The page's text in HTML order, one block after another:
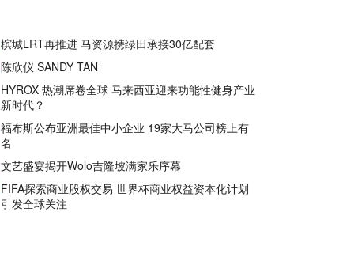
槟城LRT再推进 马资源携绿田承接30亿配套
陈欣仪 SANDY TAN
HYROX 热潮席卷全球 马来西亚迎来功能性健身产业
新时代？
福布斯公布亚洲最佳中小企业 19家大马公司榜上有
名
文艺盛宴揭开Wolo吉隆坡满家乐序幕
FIFA探索商业股权交易 世界杯商业权益资本化计划
引发全球关注